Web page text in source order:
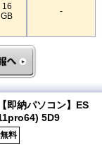
16
GB
-
即納パソコン】ES
5D9
料